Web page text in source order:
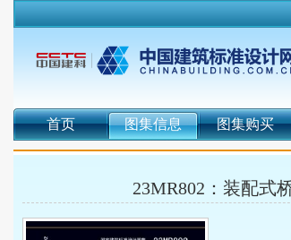
首页 图集信息 图集购买
23MR802：装配式